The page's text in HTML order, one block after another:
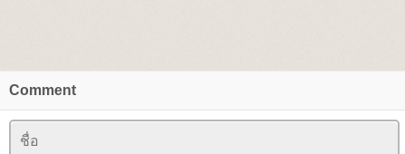
Comment